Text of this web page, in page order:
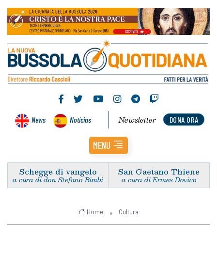
News Noticias DONA ORA
Newsletter
MENU
Schegge di vangelo
a cura di don Stefano Bimbi
San Gaetano Thiene
a cura di Ermes Dovico
Home Cultura